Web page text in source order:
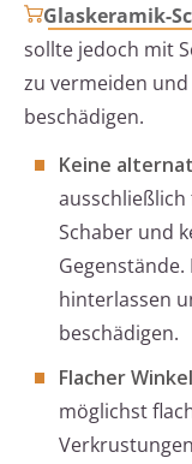
Glaskeramik-
sollte jedoch mit
zu vermeiden
beschädigen.
Keine
Schaber und
hinterlassen
beschädigen.
Flacher
möglichst